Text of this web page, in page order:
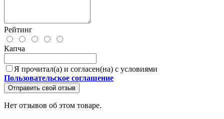
Рейтинг
Капча
Я прочитал(а) и согласен(на) с условиями
Пользовательское соглашение
Отправить свой отзыв
Нет отзывов об этом товаре.